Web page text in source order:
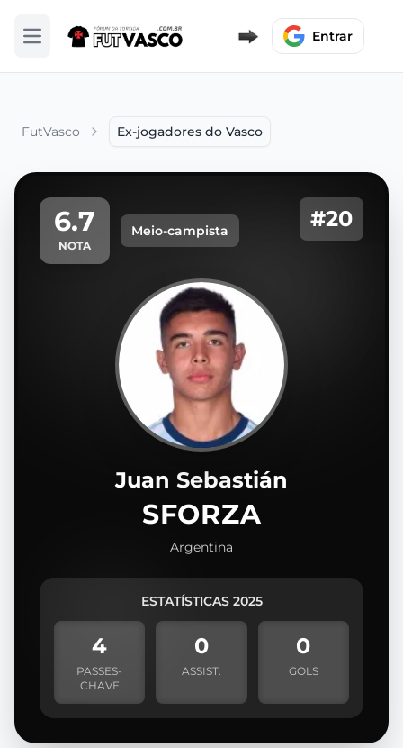
Abrir menu Entrar
FutVasco Ex-jogadores do Vasco
6.7
NOTA
Meio-campista #20
Juan Sebastián
SFORZA
Argentina
ESTATÍSTICAS 2025
4
PASSES-
CHAVE
0
ASSIST.
0
GOLS